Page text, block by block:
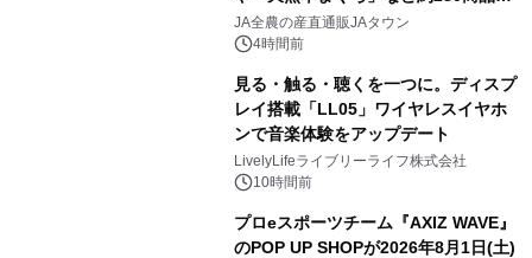
販売！～毎月１０日の定例企画～
JA全農の産直通販JAタウン
4時間前
見る・触る・聴くを一つに。ディスプ
レイ搭載「LL05」ワイヤレスイヤホ
ンで音楽体験をアップデート
LivelyLifeライブリーライフ株式会社
10時間前
プロeスポーツチーム『AXIZ WAVE』
のPOP UP SHOPが2026年8月1日(土)